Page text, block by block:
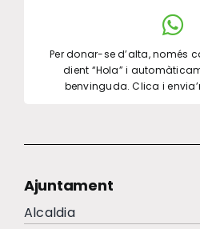
Per donar-se d’alta, només
dient “Hola” i
benvinguda. Clica i
Ajuntament
Alcaldia